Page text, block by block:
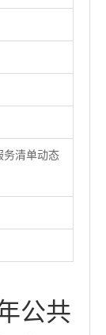
务清单动态
公共